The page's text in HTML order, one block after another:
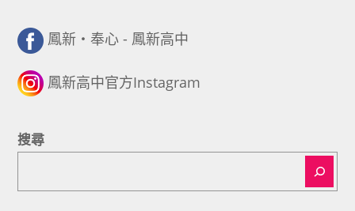
鳳新・奉心 - 鳳新高中
鳳新高中官方Instagram
搜尋